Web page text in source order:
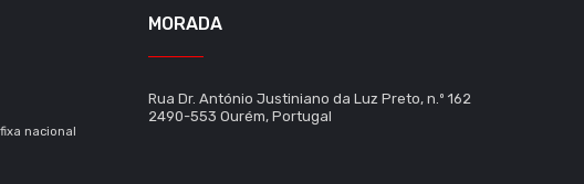
nacional
MORADA
Rua Dr. António Justiniano da Luz Preto, n.º 162
2490-553 Ourém, Portugal